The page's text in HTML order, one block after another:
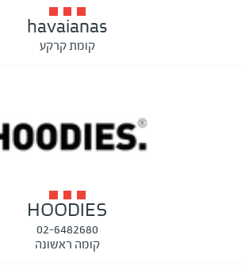
havaianas
קומת קרקע
HOODIES
02-6482680
קומה ראשונה